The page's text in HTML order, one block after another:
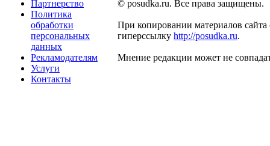
Партнерство
Политика
обработки
персональных
данных
Рекламодателям
Услуги
Контакты
© posudka.ru. Все права защищены.
При копировании материалов сайта
гиперссылку http://posudka.ru.
Мнение редакции может не